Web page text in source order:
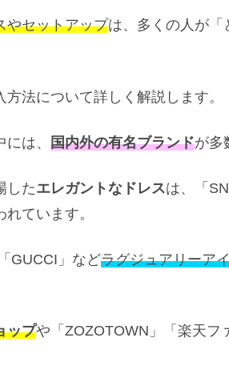
やセットアップは、多くの人が「
法について詳しく解説します。
は、 国内外の有名ブランドが多
したエレガントなドレスは、「
ています。
GUCCI」などラグジュアリーア
ップや「ZOZOTOWN」「楽天フ